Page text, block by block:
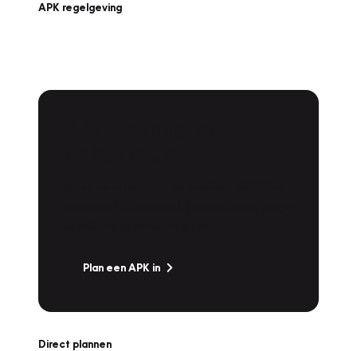
APK regelgeving
Plan een APK in
Direct plannen